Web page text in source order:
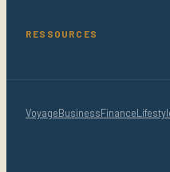
RESSOURCES
VoyageBusinessFinance